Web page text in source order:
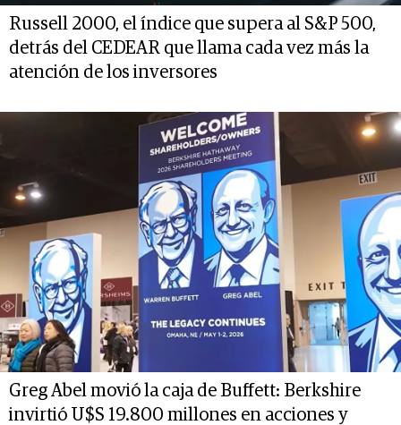
Russell 2000, el índice que supera al S&P 500,
detrás del CEDEAR que llama cada vez más la
atención de los inversores
Greg Abel movió la caja de Buffett: Berkshire
invirtió U$S 19.800 millones en acciones y